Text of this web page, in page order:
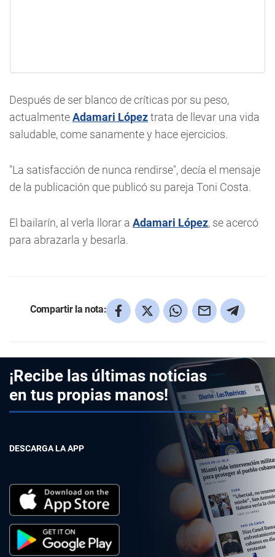
Después de ser blanco de críticas por su peso,
actualmenteAdamari Lópeztrata de llevar una vida
saludable, come sanamente y hace ejercicios.
"La satisfacción de nunca rendirse", decía el mensaje
de la publicación que publicó su pareja Toni Costa.
El bailarín, al verla llorar a Adamari López, se acercó
para abrazarla y besarla.
Compartir la nota:
¡Recibe las últimas noticias
en tus propias manos!
DESCARGA LA APP